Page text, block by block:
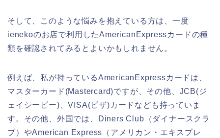
そして、このような悩みを抱えている方は、一度
ienekoのお店で利用したAmericanExpressカードの種
類を確認されてみるとよいかもしれません。
例えば、私が持っているAmericanExpressカードは、
マスターカード(Mastercard)ですが、その他、JCB(ジ
ェイシービー)、VISA(ビザ)カードなども持っていま
す。その他、外国では、Diners Club（ダイナースクラ
ブ）やAmerican Express（アメリカン・エキスプレ